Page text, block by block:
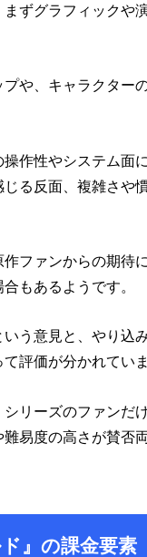
ずグラフィックや
や、キャラクター
作性やシステム面
る反面、複雑さや
ファンからの期待
もあるようです。
う意見と、やり込
評価が分かれていま
リーズのファンだ
易度の高さが賛否
』の課金要素